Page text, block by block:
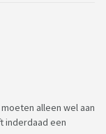
alleen wel aan
inderdaad een